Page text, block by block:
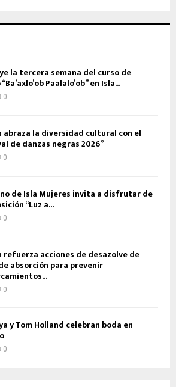
la tercera semana del curso de
Paalalo’ob” en Isla...
0
abraza la diversidad cultural con el
de danzas negras 2026”
0
de Isla Mujeres invita a disfrutar de
“Luz a...
0
refuerza acciones de desazolve de
absorción para prevenir
0
y Tom Holland celebran boda en
0